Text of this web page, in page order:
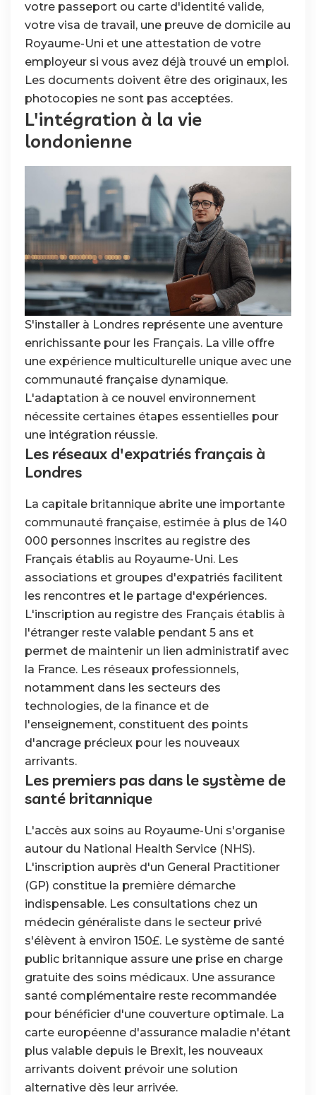
votre passeport ou carte d'identité valide,
votre visa de travail, une preuve de domicile au
Royaume-Uni et une attestation de votre
employeur si vous avez déjà trouvé un emploi.
Les documents doivent être des originaux, les
photocopies ne sont pas acceptées.
L'intégration à la vie
londonienne
S'installer à Londres représente une aventure
enrichissante pour les Français. La ville offre
une expérience multiculturelle unique avec une
communauté française dynamique.
L'adaptation à ce nouvel environnement
nécessite certaines étapes essentielles pour
une intégration réussie.
Les réseaux d'expatriés français à
Londres
La capitale britannique abrite une importante
communauté française, estimée à plus de 140
000 personnes inscrites au registre des
Français établis au Royaume-Uni. Les
associations et groupes d'expatriés facilitent
les rencontres et le partage d'expériences.
L'inscription au registre des Français établis à
l'étranger reste valable pendant 5 ans et
permet de maintenir un lien administratif avec
la France. Les réseaux professionnels,
notamment dans les secteurs des
technologies, de la finance et de
l'enseignement, constituent des points
d'ancrage précieux pour les nouveaux
arrivants.
Les premiers pas dans le système de
santé britannique
L'accès aux soins au Royaume-Uni s'organise
autour du National Health Service (NHS).
L'inscription auprès d'un General Practitioner
(GP) constitue la première démarche
indispensable. Les consultations chez un
médecin généraliste dans le secteur privé
s'élèvent à environ 150£. Le système de santé
public britannique assure une prise en charge
gratuite des soins médicaux. Une assurance
santé complémentaire reste recommandée
pour bénéficier d'une couverture optimale. La
carte européenne d'assurance maladie n'étant
plus valable depuis le Brexit, les nouveaux
arrivants doivent prévoir une solution
alternative dès leur arrivée.